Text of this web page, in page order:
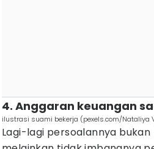
4. Anggaran keuangan
ilustrasi suami bekerja (pexels.com/Nataliya
Lagi-lagi persoalannya